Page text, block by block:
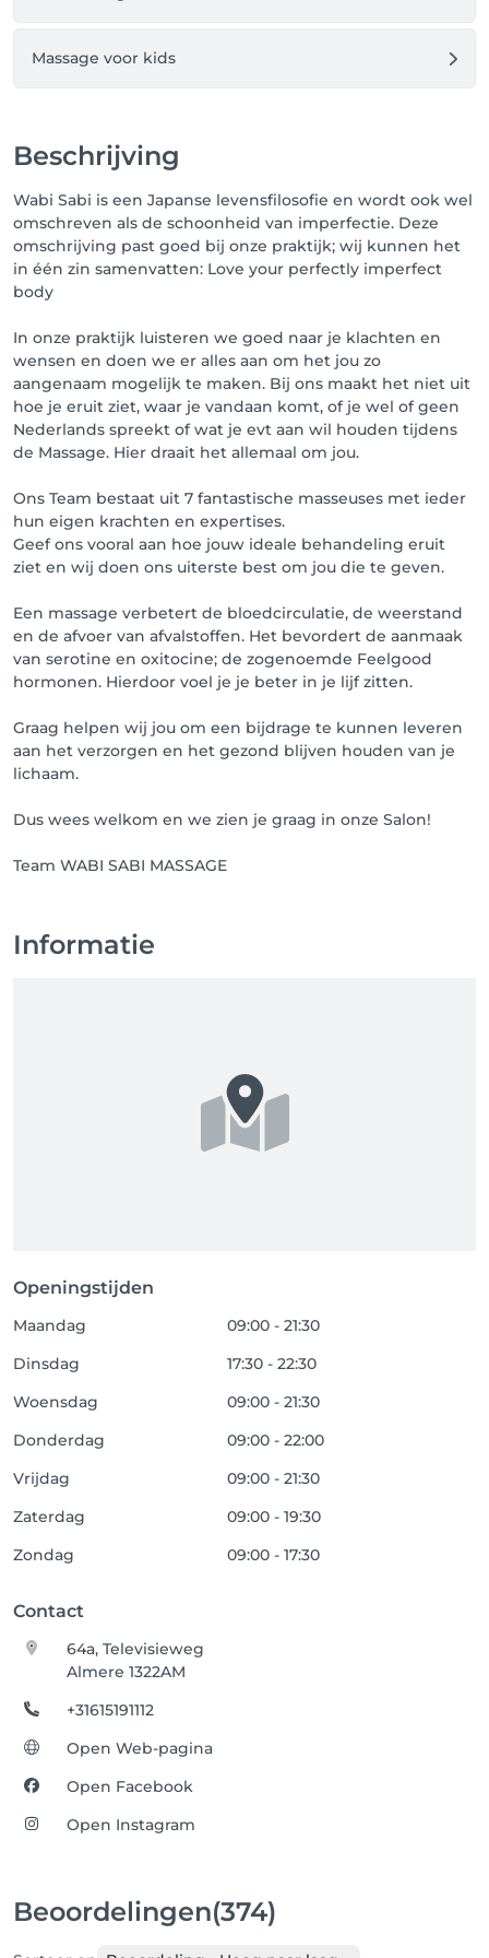
de helft van het tarief van de gekozen behandeling
in rekening worden gebracht.
beschouwd als een no show en wordt de gehele
behandeling door gerekend.
Wij vragen uw begrip hiervoor.
Hartelijke groet,
Team WABI SABI MASSAGE
Massage voor kids
Beschrijving
Wabi Sabi is een Japanse levensfilosofie en wordt ook wel
omschreven als de schoonheid van imperfectie. Deze
omschrijving past goed bij onze praktijk; wij kunnen het
in één zin samenvatten: Love your perfectly imperfect
body
In onze praktijk luisteren we goed naar je klachten en
wensen en doen we er alles aan om het jou zo
aangenaam mogelijk te maken. Bij ons maakt het niet uit
hoe je eruit ziet, waar je vandaan komt, of je wel of geen
Nederlands spreekt of wat je evt aan wil houden tijdens
de Massage. Hier draait het allemaal om jou.
Ons Team bestaat uit 7 fantastische masseuses met ieder
hun eigen krachten en expertises.
Geef ons vooral aan hoe jouw ideale behandeling eruit
ziet en wij doen ons uiterste best om jou die te geven.
Een massage verbetert de bloedcirculatie, de weerstand
en de afvoer van afvalstoffen. Het bevordert de aanmaak
van serotine en oxitocine; de zogenoemde Feelgood
hormonen. Hierdoor voel je je beter in je lijf zitten.
Graag helpen wij jou om een bijdrage te kunnen leveren
aan het verzorgen en het gezond blijven houden van je
lichaam.
Dus wees welkom en we zien je graag in onze Salon!
Team WABI SABI MASSAGE
Informatie
Openingstijden
Maandag
09:00 - 21:30
Dinsdag
17:30 - 22:30
Woensdag
09:00 - 21:30
Donderdag
09:00 - 22:00
Vrijdag
09:00 - 21:30
Zaterdag
09:00 - 19:30
Zondag
09:00 - 17:30
Contact
64a, Televisieweg
Almere 1322AM
+31615191112
Open Web-pagina
Open Facebook
Open Instagram
Beoordelingen(374)